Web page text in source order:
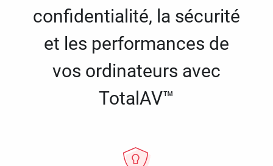
confidentialité, la sécurité
et les performances de
vos ordinateurs avec
TotalAV™